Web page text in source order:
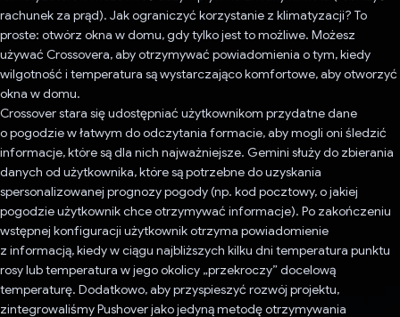
rachunek za prąd). Jak ograniczyć korzystanie z klimatyzacji? To
proste: otwórz okna w domu, gdy tylko jest to możliwe. Możesz
używać Crossovera, aby otrzymywać powiadomienia o tym, kiedy
wilgotność i temperatura są wystarczająco komfortowe, aby otworzyć
okna w domu.
Crossover stara się udostępniać użytkownikom przydatne dane
o pogodzie w łatwym do odczytania formacie, aby mogli oni śledzić
informacje, które są dla nich najważniejsze. Gemini służy do zbierania
danych od użytkownika, które są potrzebne do uzyskania
spersonalizowanej prognozy pogody (np. kod pocztowy, o jakiej
pogodzie użytkownik chce otrzymywać informacje). Po zakończeniu
wstępnej konfiguracji użytkownik otrzyma powiadomienie
z informacją, kiedy w ciągu najbliższych kilku dni temperatura punktu
rosy lub temperatura w jego okolicy „przekroczy” docelową
temperaturę. Dodatkowo, aby przyspieszyć rozwój projektu,
zintegrowaliśmy Pushover jako jedyną metodę otrzymywania